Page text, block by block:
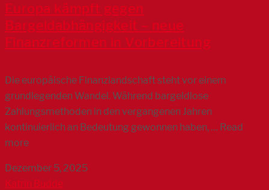
Europa kämpft gegen
Bargeldabhängigkeit – neue
Finanzreformen in Vorbereitung
Die europäische Finanzlandschaft steht vor einem
grundlegenden Wandel. Während bargeldlose
Zahlungsmethoden in den vergangenen Jahren
kontinuierlich an Bedeutung gewonnen haben, … Read
more
Dezember 5, 2025
Katrin Budde